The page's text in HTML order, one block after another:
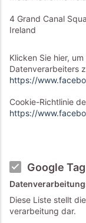
4 Grand Canal
Ireland
Klicken Sie hier,
Datenverarbeiters
https://
Cookie-Richtlinie
https://
Google
Diese Liste stellt
verarbeitung dar.